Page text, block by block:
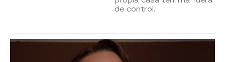
de control.